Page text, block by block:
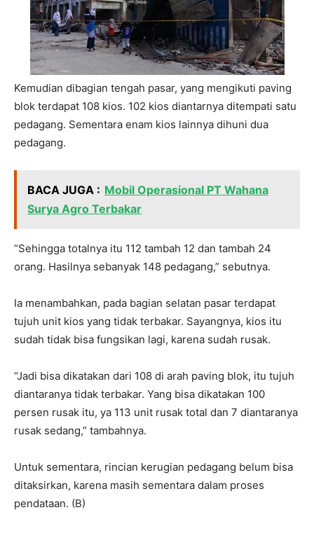
Kemudian dibagian tengah pasar, yang mengikuti paving
blok terdapat 108 kios. 102 kios diantarnya ditempati satu
pedagang. Sementara enam kios lainnya dihuni dua
pedagang.
BACA JUGA : Mobil Operasional PT Wahana
Surya Agro Terbakar
“Sehingga totalnya itu 112 tambah 12 dan tambah 24
orang. Hasilnya sebanyak 148 pedagang,” sebutnya.
Ia menambahkan, pada bagian selatan pasar terdapat
tujuh unit kios yang tidak terbakar. Sayangnya, kios itu
sudah tidak bisa fungsikan lagi, karena sudah rusak.
“Jadi bisa dikatakan dari 108 di arah paving blok, itu tujuh
diantaranya tidak terbakar. Yang bisa dikatakan 100
persen rusak itu, ya 113 unit rusak total dan 7 diantaranya
rusak sedang,” tambahnya.
Untuk sementara, rincian kerugian pedagang belum bisa
ditaksirkan, karena masih sementara dalam proses
pendataan. (B)